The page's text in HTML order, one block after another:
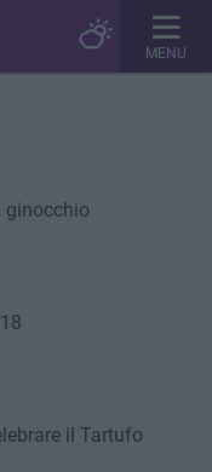
MENU
ginocchio
il Tartufo